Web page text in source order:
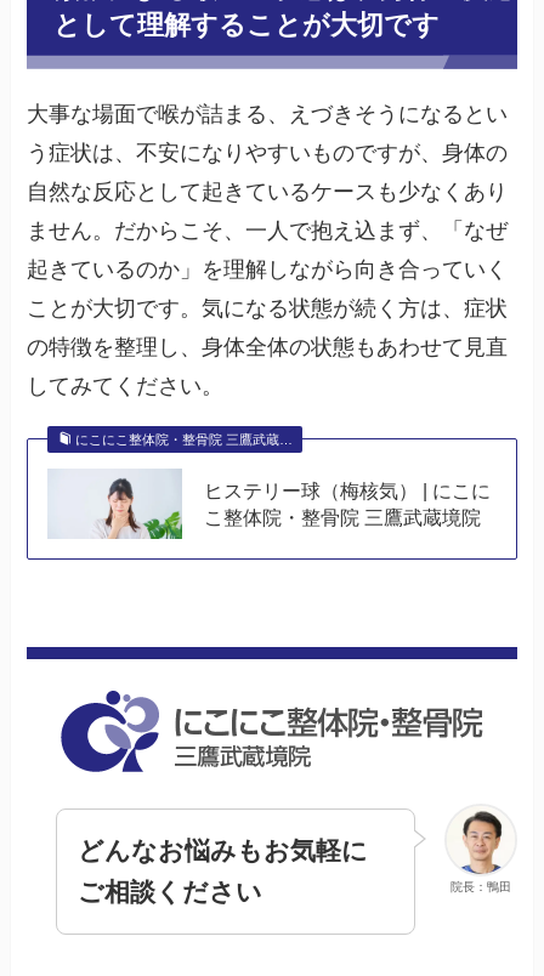
として理解することが大切です
大事な場面で喉が詰まる、えづきそうになるとい
う症状は、不安になりやすいものですが、身体の
自然な反応として起きているケースも少なくあり
ません。だからこそ、一人で抱え込まず、「なぜ
起きているのか」を理解しながら向き合っていく
ことが大切です。気になる状態が続く方は、症状
の特徴を整理し、身体全体の状態もあわせて見直
してみてください。
にこにこ整体院・整骨院 三鷹武蔵…
ヒステリー球（梅核気） | にこに
こ整体院・整骨院 三鷹武蔵境院
院長：鴨田
どんなお悩みもお気軽に
ご相談ください